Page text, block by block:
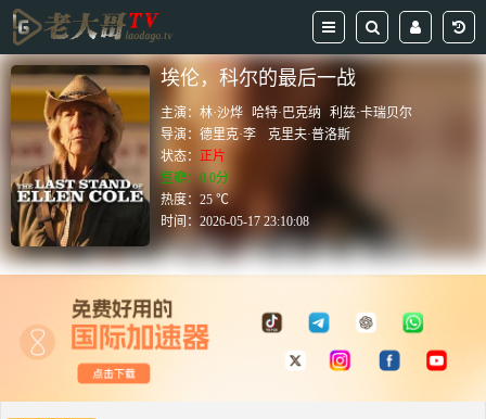
埃伦，科尔的最后一战
主演：林·沙烨 哈特·巴克纳
利兹·卡瑞贝尔
导演：德里克·李
克里夫·普洛斯
状态：正片
豆瓣：0.0分
热度：25 ℃
时间：2026-05-17 23:10:08